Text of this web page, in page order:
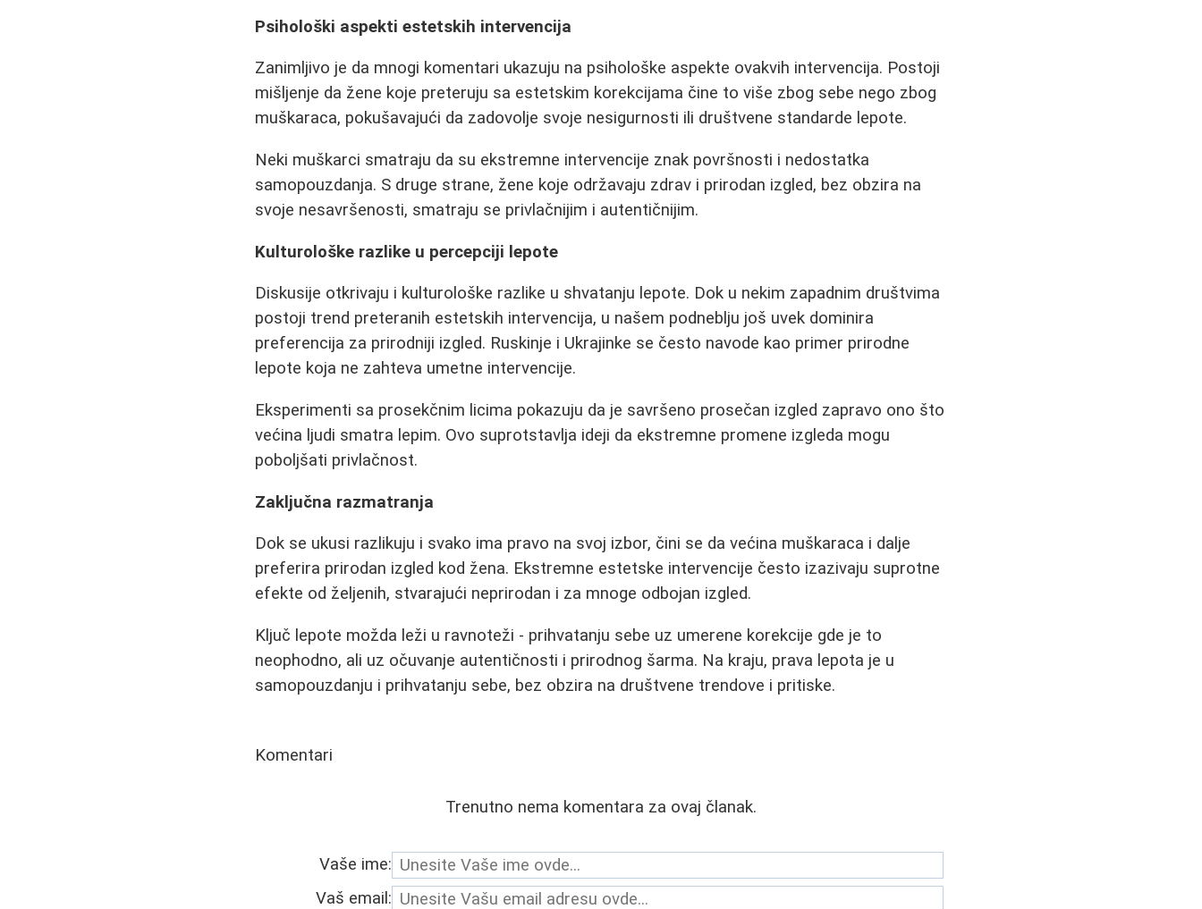
Psihološki aspekti estetskih intervencija
Zanimljivo je da mnogi komentari ukazuju na psihološke aspekte ovakvih intervencija. Postoji
mišljenje da žene koje preteruju sa estetskim korekcijama čine to više zbog sebe nego zbog
muškaraca, pokušavajući da zadovolje svoje nesigurnosti ili društvene standarde lepote.
Neki muškarci smatraju da su ekstremne intervencije znak površnosti i nedostatka
samopouzdanja. S druge strane, žene koje održavaju zdrav i prirodan izgled, bez obzira na
svoje nesavršenosti, smatraju se privlačnijim i autentičnijim.
Kulturološke razlike u percepciji lepote
Diskusije otkrivaju i kulturološke razlike u shvatanju lepote. Dok u nekim zapadnim društvima
postoji trend preteranih estetskih intervencija, u našem podneblju još uvek dominira
preferencija za prirodniji izgled. Ruskinje i Ukrajinke se često navode kao primer prirodne
lepote koja ne zahteva umetne intervencije.
Eksperimenti sa prosekčnim licima pokazuju da je savršeno prosečan izgled zapravo ono što
većina ljudi smatra lepim. Ovo suprotstavlja ideji da ekstremne promene izgleda mogu
poboljšati privlačnost.
Zaključna razmatranja
Dok se ukusi razlikuju i svako ima pravo na svoj izbor, čini se da većina muškaraca i dalje
preferira prirodan izgled kod žena. Ekstremne estetske intervencije često izazivaju suprotne
efekte od željenih, stvarajući neprirodan i za mnoge odbojan izgled.
Ključ lepote možda leži u ravnoteži - prihvatanju sebe uz umerene korekcije gde je to
neophodno, ali uz očuvanje autentičnosti i prirodnog šarma. Na kraju, prava lepota je u
samopouzdanju i prihvatanju sebe, bez obzira na društvene trendove i pritiske.
Komentari
Trenutno nema komentara za ovaj članak.
Vaše ime:
Vaš email: